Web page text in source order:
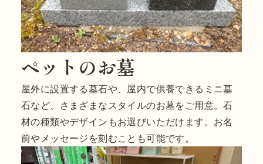
ペットのお墓
屋外に設置する墓石や、屋内で供養できるミニ墓
石など、さまざまなスタイルのお墓をご用意。石
材の種類やデザインもお選びいただけます。お名
前やメッセージを刻むことも可能です。